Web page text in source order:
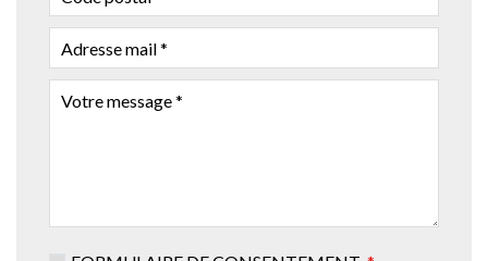
POSTAL
ADRESSE
MAIL
VOTRE